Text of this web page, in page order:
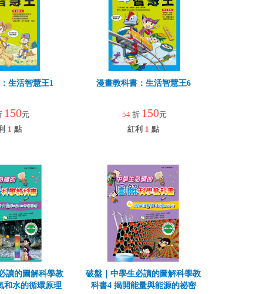
生活智慧王1
150元
1 點
漫畫教科書：生活智慧王6
54 折 150元
紅利 1 點
讀的圖解科學教
和水的循環原理
破盤｜中學生必讀的圖解科學教
科書4 揭開能量與能源的祕密